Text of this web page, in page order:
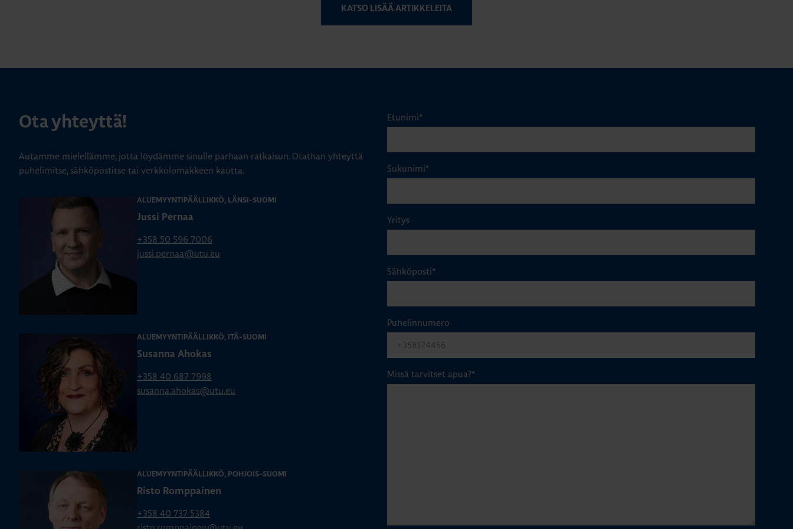
KATSO LISÄÄ ARTIKKELEITA
Ota yhteyttä!
Autamme mielellämme, jotta löydämme sinulle parhaan ratkaisun. Otathan yhteyttä
puhelimitse, sähköpostitse tai verkkolomakkeen kautta.
ALUEMYYNTIPÄÄLLIKKÖ, LÄNSI-SUOMI
Jussi Pernaa
+358 50 596 7006
jussi.pernaa@utu.eu
ALUEMYYNTIPÄÄLLIKKÖ, ITÄ-SUOMI
Susanna Ahokas
+358 40 687 7998
susanna.ahokas@utu.eu
ALUEMYYNTIPÄÄLLIKKÖ, POHJOIS-SUOMI
Risto Romppainen
+358 40 737 5384
Etunimi*
Sukunimi*
Yritys
Sähköposti*
Puhelinnumero
Missä tarvitset apua?*